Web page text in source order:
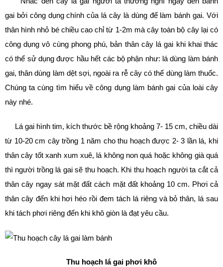
gai bởi công dụng chính của lá cây là dùng để làm bánh gai. Với
thân hình nhỏ bé chiều cao chỉ từ 1-2m mà cây toàn bộ cây lại có
công dụng vô cùng phong phú, bản thân cây lá gai khi khai thác
có thể sử dụng được hầu hết các bộ phận như: lá dùng làm bánh
gai, thân dùng làm dệt sợi, ngoài ra rễ cây có thể dùng làm thuốc.
Chúng ta cùng tìm hiểu về công dụng làm bánh gai của loài cây
này nhé.
Lá gai hình tim, kích thước bề rộng khoảng 7- 15 cm, chiều dài
từ 10-20 cm cây trồng 1 năm cho thu hoạch được 2- 3 lần lá, khi
thân cây tốt xanh xum xuê, lá không non quá hoặc không già quá
thì người trồng lá gai sẽ thu hoạch. Khi thu hoạch người ta cắt cả
thân cây ngay sát mặt đất cách mặt đất khoảng 10 cm. Phơi cả
thân cây đến khi hơi héo rồi đem tách lá riêng và bỏ thân, lá sau
khi tách phơi riêng đến khi khô giòn là đạt yêu cầu.
Thu hoạch lá gai phơi khô